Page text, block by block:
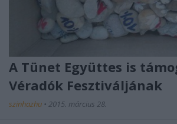
A Tünet Együttes is
Véradók Fesztiváljának
szinhazhu • 2015. március 28.